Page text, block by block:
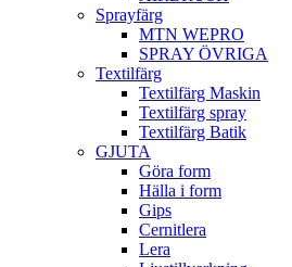
Sprayfärg
MTN WEPRO
SPRAY ÖVRIGA
Textilfärg
Textilfärg Maskin
Textilfärg spray
Textilfärg Batik
GJUTA
Göra form
Hälla i form
Gips
Cernitlera
Lera